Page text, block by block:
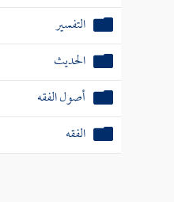
التفسير
الحديث
أصول الفقه
الفقه